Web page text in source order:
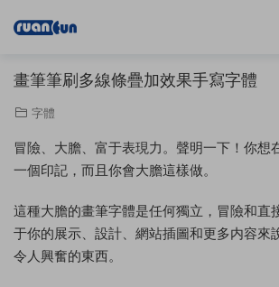
畫筆筆刷多線條疊加效果手寫字體
字體
冒險、大膽、富于表現力。聲明一下！你想
一個印記，而且你會大膽這樣做。
這種大膽的畫筆字體是任何獨立，冒險和直
于你的展示、設計、網站插圖和更多内容來
令人興奮的東西。